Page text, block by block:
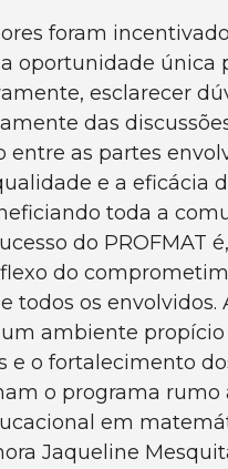
foram
oportunidade única
esclarecer
das
entre as partes
e a eficácia
toda a
do PROFMAT
do
todos os envolvidos.
ambiente propício
e o fortalecimento
o programa rumo
em
Jaqueline